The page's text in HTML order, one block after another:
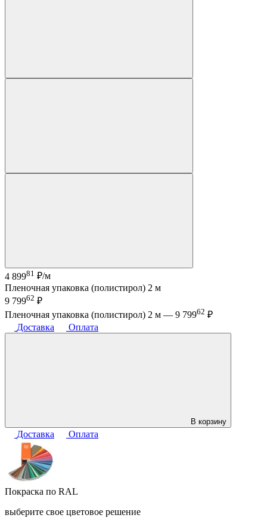
4 89981 ₽/м
Пленочная упаковка (полистирол) 2 м
9 79962 ₽
Пленочная упаковка (полистирол) 2 м — 9 79962 ₽
Доставка
Оплата
В корзину
Доставка Оплата
Покраска по RAL
выберите свое цветовое решение